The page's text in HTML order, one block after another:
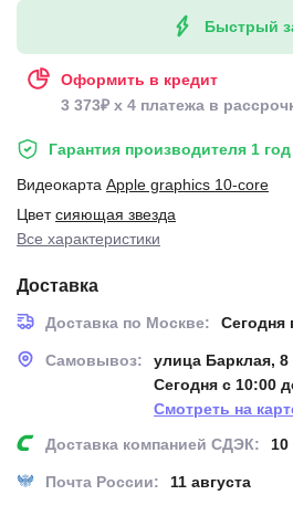
Гарантия производителя 1 год
Видеокарта Apple graphics 10-core
Цветсияющая звезда
Все характеристики
Доставка
Доставка по Москве: Сегодня
Самовывоз:
улица Барклая, 8
Сегодня с 10:00
Смотреть на
Доставка компанией СДЭК:
10
Почта России: 11 августа
Быстрый
Оформить в кредит
3 373₽ x 4 платежа в